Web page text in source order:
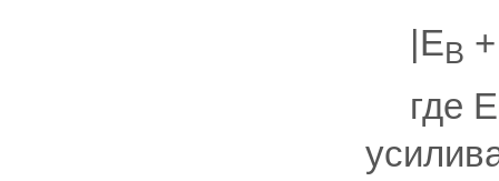
|ЕВ
где Е